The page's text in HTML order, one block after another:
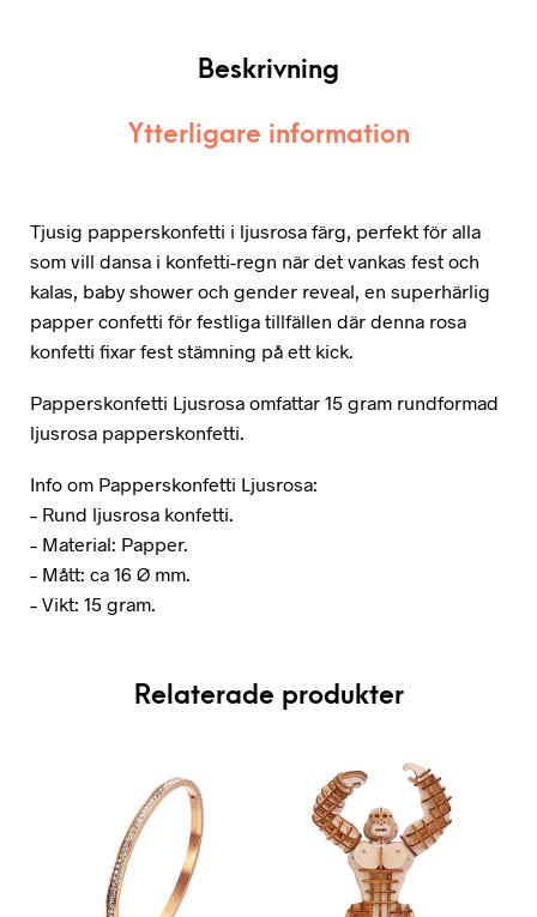
Beskrivning
Ytterligare information
Tjusig papperskonfetti i ljusrosa färg, perfekt för alla
som vill dansa i konfetti-regn när det vankas fest och
kalas, baby shower och gender reveal, en superhärlig
papper confetti för festliga tillfällen där denna rosa
konfetti fixar fest stämning på ett kick.
Papperskonfetti Ljusrosa omfattar 15 gram rundformad
ljusrosa papperskonfetti.
Info om Papperskonfetti Ljusrosa:
– Rund ljusrosa konfetti.
– Material: Papper.
– Mått: ca 16 Ø mm.
– Vikt: 15 gram.
Relaterade produkter